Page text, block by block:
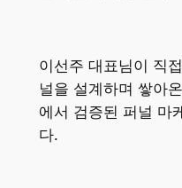
이선주 대표님이 직
널을 설계하며 쌓아
에서 검증된 퍼널 마
다.